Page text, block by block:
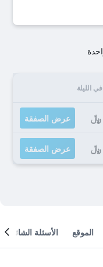
الليلة
عرض الصفقة
عرض الصفقة
الموقع الأسئلة الشائعة